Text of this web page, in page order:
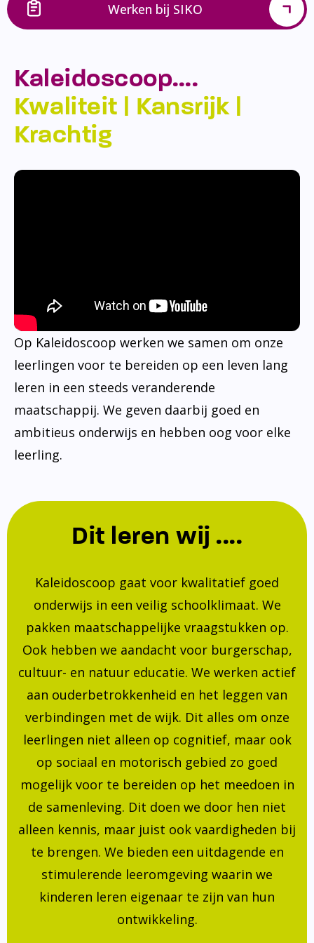
Werken bij SIKO
Kaleidoscoop….
Kwaliteit | Kansrijk |
Krachtig
Op Kaleidoscoop werken we samen om onze
leerlingen voor te bereiden op een leven lang
leren in een steeds veranderende
maatschappij. We geven daarbij goed en
ambitieus onderwijs en hebben oog voor elke
leerling.
Dit leren wij ....
Kaleidoscoop gaat voor kwalitatief goed
onderwijs in een veilig schoolklimaat. We
pakken maatschappelijke vraagstukken op.
Ook hebben we aandacht voor burgerschap,
cultuur- en natuur educatie. We werken actief
aan ouderbetrokkenheid en het leggen van
verbindingen met de wijk. Dit alles om onze
leerlingen niet alleen op cognitief, maar ook
op sociaal en motorisch gebied zo goed
mogelijk voor te bereiden op het meedoen in
de samenleving. Dit doen we door hen niet
alleen kennis, maar juist ook vaardigheden bij
te brengen. We bieden een uitdagende en
stimulerende leeromgeving waarin we
kinderen leren eigenaar te zijn van hun
ontwikkeling.